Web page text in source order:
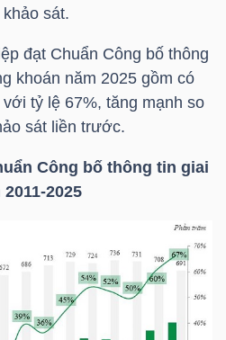
sát.
đạt Chuẩn Công bố thông
khoán năm 2025 gồm có
tỷ lệ 67%, tăng mạnh so
sát liền trước.
Công bố thông tin giai
2025